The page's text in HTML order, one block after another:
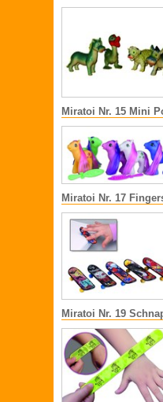
Miratoi Nr. 15 Mini
Miratoi Nr. 17
Miratoi Nr. 19